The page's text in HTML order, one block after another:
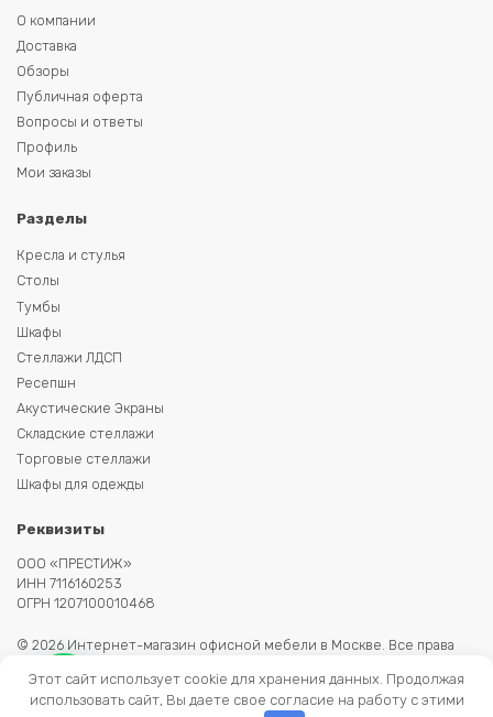
О компании
Доставка
Обзоры
Публичная оферта
Вопросы и ответы
Профиль
Мои заказы
Разделы
Кресла и стулья
Столы
Тумбы
Шкафы
Стеллажи ЛДСП
Ресепшн
Акустические Экраны
Складские стеллажи
Торговые стеллажи
Шкафы для одежды
Реквизиты
ООО «ПРЕСТИЖ»
ИНН 7116160253
ОГРН 1207100010468
© 2026 Интернет-магазин офисной мебели в Москве. Все права
сайте не является публичной офертой.
Этот сайт использует cookie для хранения данных. Продолжая
использовать сайт, Вы даете свое согласие на работу с этими